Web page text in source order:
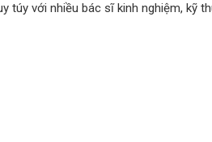
túy với nhiều bác sĩ kinh nghiệm, kỹ